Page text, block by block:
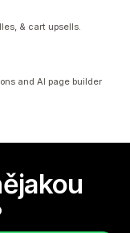
& cart upsells.
and AI page builder